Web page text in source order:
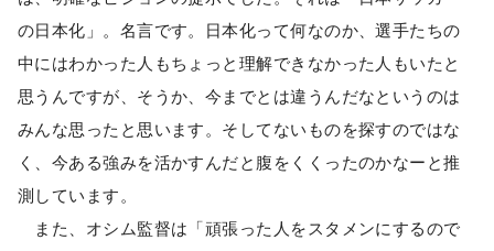
の日本化」。名言です。日本化って何なのか、選手たちの
中にはわかった人もちょっと理解できなかった人もいたと
思うんですが、そうか、今までとは違うんだなというのは
みんな思ったと思います。そしてないものを探すのではな
く、今ある強みを活かすんだと腹をくくったのかなーと推
測しています。
また、オシム監督は「頑張った人をスタメンにするので